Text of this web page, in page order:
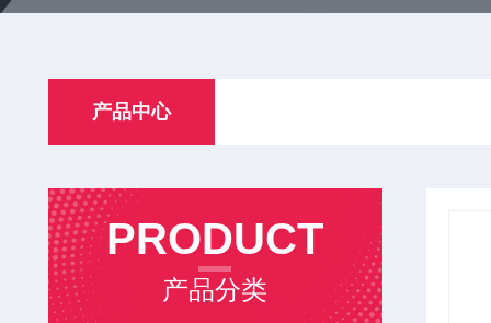
产品中心
PRODUCT
产品分类